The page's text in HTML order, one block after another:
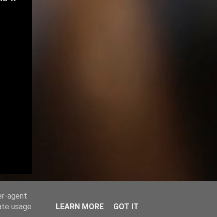
agent
usage
LEARN MORE GOT IT